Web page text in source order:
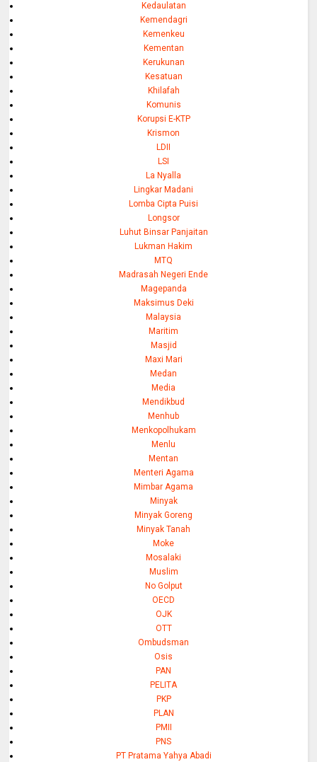
Kedaulatan
Kemendagri
Kemenkeu
Kementan
Kerukunan
Kesatuan
Khilafah
Komunis
Korupsi E-KTP
Krismon
LDII
LSI
La Nyalla
Lingkar Madani
Lomba Cipta Puisi
Longsor
Luhut Binsar Panjaitan
Lukman Hakim
MTQ
Madrasah Negeri Ende
Magepanda
Maksimus Deki
Malaysia
Maritim
Masjid
Maxi Mari
Medan
Media
Mendikbud
Menhub
Menkopolhukam
Menlu
Mentan
Menteri Agama
Mimbar Agama
Minyak
Minyak Goreng
Minyak Tanah
Moke
Mosalaki
Muslim
No Golput
OECD
OJK
OTT
Ombudsman
Osis
PAN
PELITA
PKP
PLAN
PMII
PNS
PT Pratama Yahya Abadi